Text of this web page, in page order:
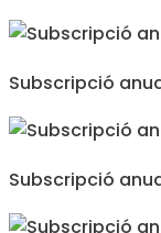
Subscripció
Subscripció